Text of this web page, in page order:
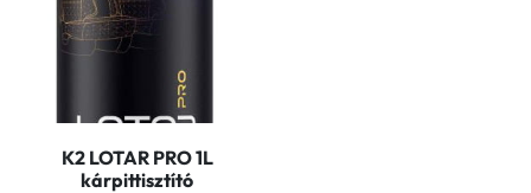
K2 LOTAR PRO 1L
kárpittisztító